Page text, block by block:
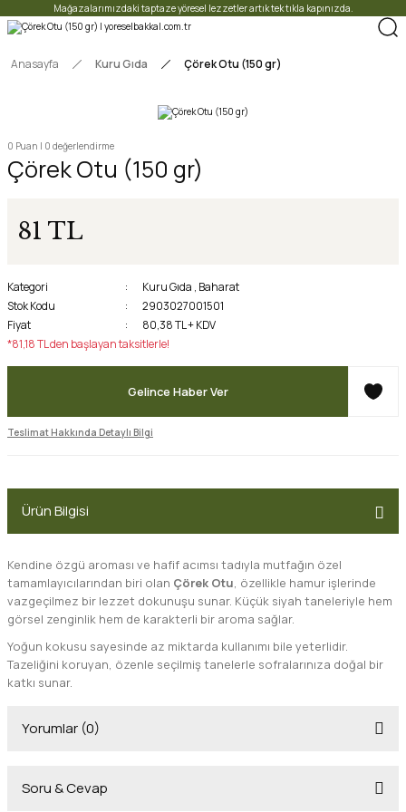
Mağazalarımızdaki taptaze yöresel lezzetler artık tek tıkla kapınızda.
Anasayfa Kuru Gıda Çörek Otu (150 gr)
0 Puan | 0 değerlendirme
Çörek Otu (150 gr)
81 TL
Kategori Kuru Gıda , Baharat
Stok Kodu
2903027001501
Fiyat
80,38 TL + KDV
*81,18 TL den başlayan taksitlerle!
Gelince Haber Ver
Teslimat Hakkında Detaylı Bilgi
Ürün Bilgisi
Kendine özgü aroması ve hafif acımsı tadıyla mutfağın özel
tamamlayıcılarından biri olan Çörek Otu, özellikle hamur işlerinde
vazgeçilmez bir lezzet dokunuşu sunar. Küçük siyah taneleriyle hem
görsel zenginlik hem de karakterli bir aroma sağlar.
Yoğun kokusu sayesinde az miktarda kullanımı bile yeterlidir.
Tazeliğini koruyan, özenle seçilmiş tanelerle sofralarınıza doğal bir
katkı sunar.
Yorumlar (0)
Soru & Cevap